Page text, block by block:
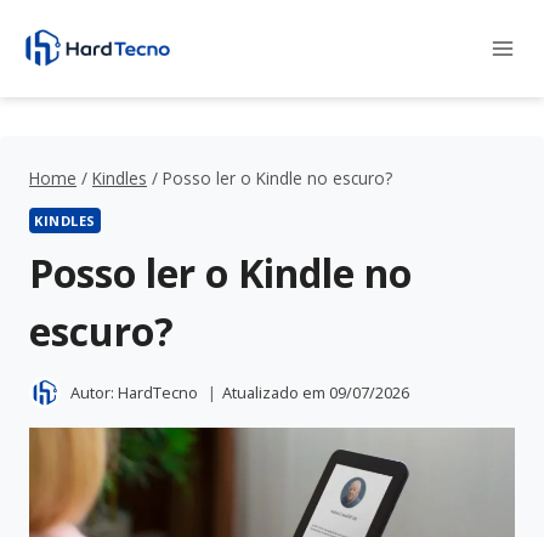
para
Conteúdo
Home / Kindles / Posso ler o Kindle no escuro?
KINDLES
Posso ler o Kindle no
escuro?
Autor: HardTecno Atualizado em 09/07/2026